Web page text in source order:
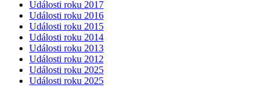
Události roku 2017
Události roku 2016
Události roku 2015
Události roku 2014
Události roku 2013
Události roku 2012
Události roku 2025
Události roku 2025